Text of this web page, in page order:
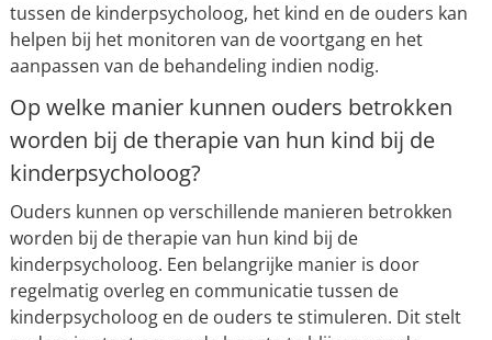
tussen de kinderpsycholoog, het kind en de ouders kan
helpen bij het monitoren van de voortgang en het
aanpassen van de behandeling indien nodig.
Op welke manier kunnen ouders betrokken
worden bij de therapie van hun kind bij de
kinderpsycholoog?
Ouders kunnen op verschillende manieren betrokken
worden bij de therapie van hun kind bij de
kinderpsycholoog. Een belangrijke manier is door
regelmatig overleg en communicatie tussen de
kinderpsycholoog en de ouders te stimuleren. Dit stelt